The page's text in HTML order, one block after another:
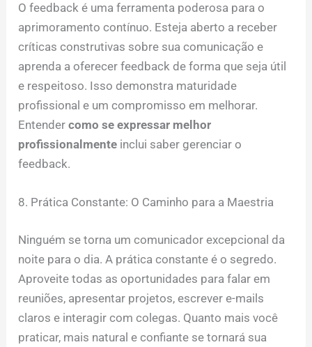
O feedback é uma ferramenta poderosa para o
aprimoramento contínuo. Esteja aberto a receber
críticas construtivas sobre sua comunicação e
aprenda a oferecer feedback de forma que seja útil
e respeitoso. Isso demonstra maturidade
profissional e um compromisso em melhorar.
Entendercomo se expressar melhor
profissionalmente inclui saber gerenciar o
feedback.
8. Prática Constante: O Caminho para a Maestria
Ninguém se torna um comunicador excepcional da
noite para o dia. A prática constante é o segredo.
Aproveite todas as oportunidades para falar em
reuniões, apresentar projetos, escrever e-mails
claros e interagir com colegas. Quanto mais você
praticar, mais natural e confiante se tornará sua